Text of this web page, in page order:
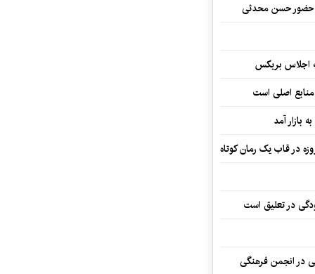
حضور حسن محدثی
اجلاس بریکس
منابع اصلی است
بازار آمد
در تعلیق است
در انجمن فرهنگی